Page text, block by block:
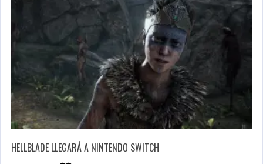
HELLBLADE LLEGARÁ A NINTENDO SWITCH